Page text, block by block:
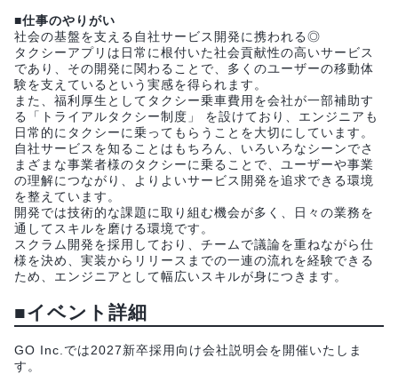
■仕事のやりがい
社会の基盤を支える自社サービス開発に携われる◎
タクシーアプリは日常に根付いた社会貢献性の高いサービス
であり、その開発に関わることで、多くのユーザーの移動体
験を支えているという実感を得られます。
また、福利厚生としてタクシー乗車費用を会社が一部補助す
る「トライアルタクシー制度」 を設けており、エンジニアも
日常的にタクシーに乗ってもらうことを大切にしています。
自社サービスを知ることはもちろん、いろいろなシーンでさ
まざまな事業者様のタクシーに乗ることで、ユーザーや事業
の理解につながり、よりよいサービス開発を追求できる環境
を整えています。
開発では技術的な課題に取り組む機会が多く、日々の業務を
通してスキルを磨ける環境です。
スクラム開発を採用しており、チームで議論を重ねながら仕
様を決め、実装からリリースまでの一連の流れを経験できる
ため、エンジニアとして幅広いスキルが身につきます。
■イベント詳細
GO Inc.では2027新卒採用向け会社説明会を開催いたしま
す。